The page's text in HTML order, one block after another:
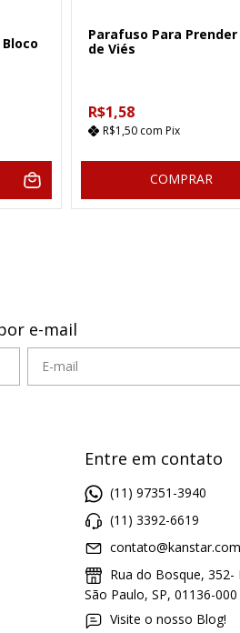
Parafuso Para
de Viés
R$1,58
R$1,50 com Pix
COMPRAR
e-mail
Entre em contato
(11) 97351-3940
(11) 3392-6619
Rua do Bosque, 352-
São Paulo, SP, 01136-000
Visite o nosso Blog!